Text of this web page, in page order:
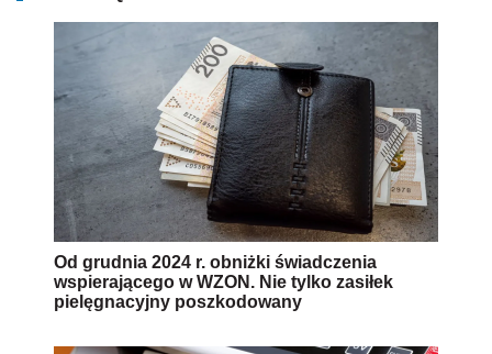
Od grudnia 2024 r. obniżki świadczenia
wspierającego w WZON. Nie tylko zasiłek
pielęgnacyjny poszkodowany